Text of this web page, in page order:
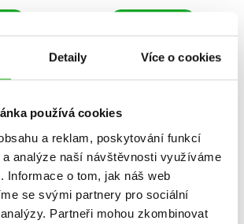
Detaily Více o cookies
používá cookies
a reklam, poskytování funkcí
analýze naší návštěvnosti využíváme
Informace o tom, jak náš web
se svými partnery pro sociální
Partneři mohou zkombinovat